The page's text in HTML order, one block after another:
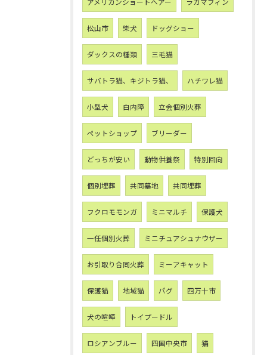
松山市 柴犬 ドッグショー
ダックスの種類 三毛猫
サバトラ猫、キジトラ猫、 ハチワレ猫
小型犬 白内障 立会個別火葬
ペットショップ ブリーダー
どっちが安い 動物供養祭 特別回向
個別埋葬 共同墓地 共同埋葬
フクロモモンガ ミニマルチ 保護犬
一任個別火葬 ミニチュアシュナウザー
お引取り合同火葬 ミーアキャット
保護猫 地域猫 パグ 四万十市
犬の喧嘩 トイプードル
ロシアンブルー 四国中央市 猫